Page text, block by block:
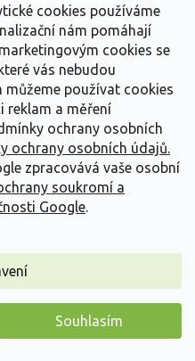
cookies používáme
nám pomáhají
cookies se
vás nebudou
můžeme používat cookies
reklam a měření
ochrany osobních
ochrany osobních údajů.
zpracovává vaše osobní
soukromí a
Google.
Souhlasím
malý dárek